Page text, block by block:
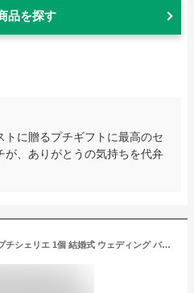
品を探す
に贈るプチギフトに最高のセ
が、ありがとうの気持ちを代弁
プチギフト ハート ラスク プチシェリエ 1個 結婚式 ウェディング バレンタイン ホワイトデー クリスマス 記念 かわいい お礼 お菓子 おしゃれ 二次会 300円 ばらまき 個包装 パーティー 義理チョコ 大量 職場 会社 友達 ギフト まとめ買い イベント